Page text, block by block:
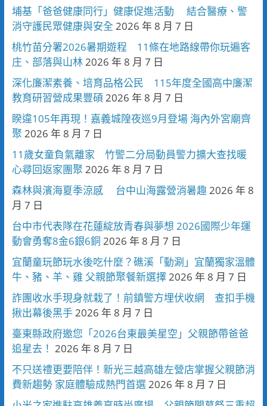
埔基「爸爸健康同行」健康促進活動 結合醫療、警
消守護民眾健康與安全 2026 年 8 月 7 日
桃竹苗分署2026暑期遊程 11條在地路線帶你玩遍客
庄、部落與山林2026 年 8 月 7 日
深化廉潔素養、培育品格公民 115年度全國高中廉潔
教育研習營成果豐碩 2026 年 8 月 7 日
睽違105年再現！嘉義城隍夜巡9月登場 海內外宮廟齊
聚 2026 年 8 月 7 日
11歲女童負氣離家 竹警二分局動員警力擴大查找暖
心尋回返家團聚 2026 年 8 月 7 日
森林與濱海夏季涼感 台中山海露營消暑趣2026 年 8
月 7 日
台中市代表隊在花蓮綻放青春與夢想 2026國際少年運
動會勇奪8金6銀6銅 2026 年 8 月 7 日
宜蘭童玩節玩水後吃什麼？礁溪「動涮」宜蘭獨家溫體
牛、豬、羊、雞 父親節聚餐新選擇2026 年 8 月 7 日
詐團收水手現身就栽了！前鎮警方埋伏收網 查扣手機
揪出幕後黑手2026 年 8 月 7 日
臺東縣政府邀您「2026台東最美星空」父親節帶爸爸
追星去！ 2026 年 8 月 7 日
不只送禮更要陪伴！新光三越高雄左營店掌握父親節消
費新趨勢 家庭體驗成熱門首選2026 年 8 月 7 日